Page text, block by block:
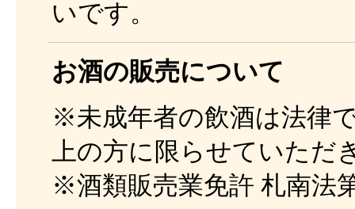
いです。
お酒の販売について
※未成年者の飲酒は法律
上の方に限らせていただ
※酒類販売業免許 札南法